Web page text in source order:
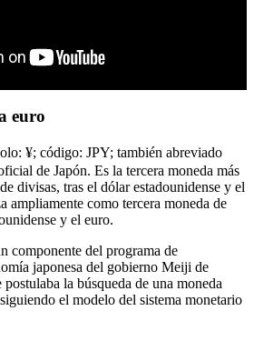
euro
¥; código: JPY; también abreviado
de Japón. Es la tercera moneda más
divisas, tras el dólar estadounidense y el
ampliamente como tercera moneda de
y el euro.
componente del programa de
japonesa del gobierno Meiji de
la búsqueda de una moneda
el modelo del sistema monetario